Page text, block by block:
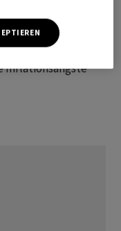
als das in
positionieren
neu, der die
Inflationsängste